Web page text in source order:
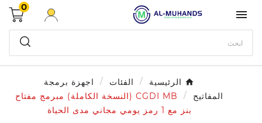

0
الرئيسية الفئات
اجهزة برمجة
المفاتيح
CGDI MB (النسخة الكاملة) مبرمج مفتاح
بنز مع 1 رمز يومي مجاني مدى الحياة